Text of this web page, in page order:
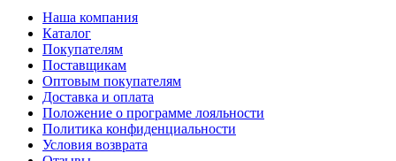
Наша компания
Каталог
Покупателям
Поставщикам
Оптовым покупателям
Доставка и оплата
Положение о программе лояльности
Политика конфиденциальности
Условия возврата